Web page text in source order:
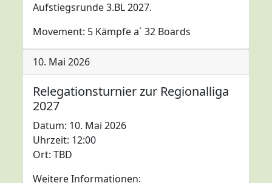
Aufstiegsrunde 3.BL 2027.
Movement: 5 Kämpfe a´ 32 Boards
10. Mai 2026
Relegationsturnier zur Regionalliga
2027
Datum: 10. Mai 2026
Uhrzeit: 12:00
Ort: TBD
Weitere Informationen: